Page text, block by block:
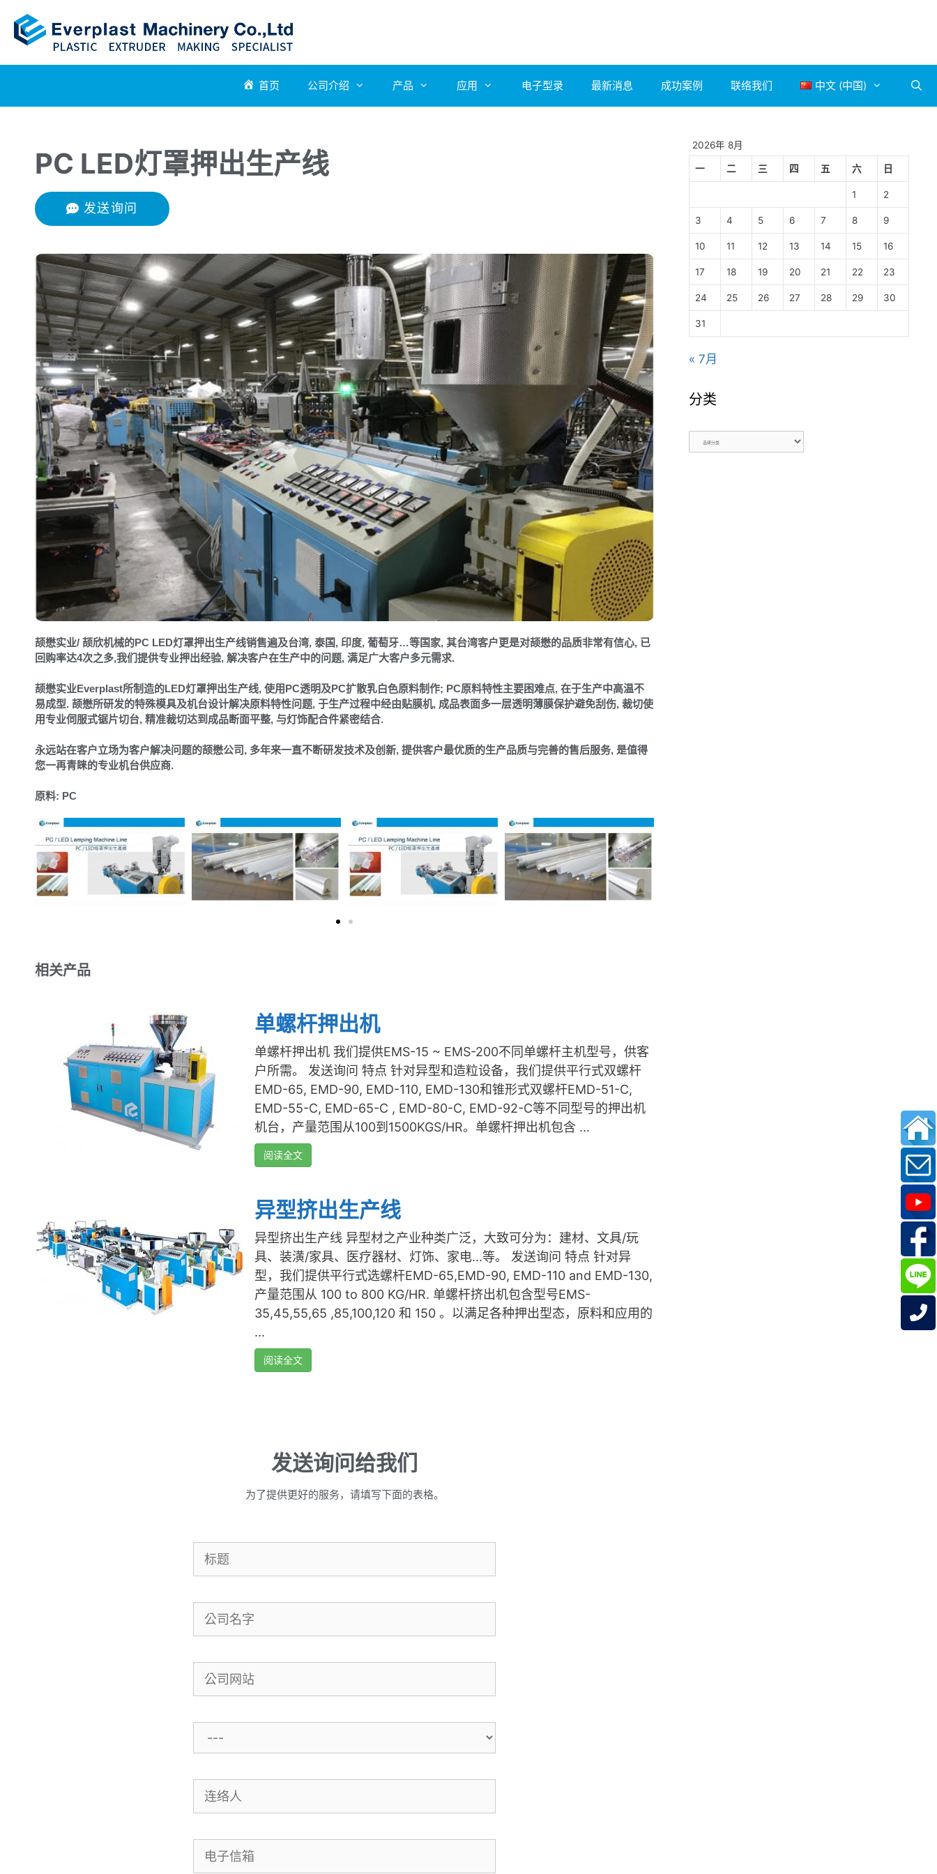
首页 公司介绍 产品 应用 电子型录 最新消息 成功案例 联络我们 中文 (中国)
PC LED灯罩押出生产线
发送询问
颉懋实业/ 颉欣机械的PC LED灯罩押出生产线销售遍及台湾, 泰国, 印度, 葡萄牙…等国家, 其台湾客户更是对颉懋的品质非常有信心, 已
回购率达4次之多,我们提供专业押出经验, 解决客户在生产中的问题, 满足广大客户多元需求.
颉懋实业Everplast所制造的LED灯罩押出生产线, 使用PC透明及PC扩散乳白色原料制作; PC原料特性主要困难点, 在于生产中高温不
易成型. 颉懋所研发的特殊模具及机台设计解决原料特性问题, 于生产过程中经由贴膜机, 成品表面多一层透明薄膜保护避免刮伤, 裁切使
用专业伺服式锯片切台, 精准裁切达到成品断面平整, 与灯饰配合件紧密结合.
永远站在客户立场为客户解决问题的颉懋公司, 多年来一直不断研发技术及创新, 提供客户最优质的生产品质与完善的售后服务, 是值得
您一再青睐的专业机台供应商.
原料: PC
相关产品
单螺杆押出机
单螺杆押出机 我们提供EMS-15 ~ EMS-200不同单螺杆主机型号，供客
户所需。 发送询问 特点 针对异型和造粒设备，我们提供平行式双螺杆
EMD-65, EMD-90, EMD-110, EMD-130和锥形式双螺杆EMD-51-C,
EMD-55-C, EMD-65-C , EMD-80-C, EMD-92-C等不同型号的押出机
机台，产量范围从100到1500KGS/HR。单螺杆押出机包含 ...
阅读全文
异型挤出生产线
异型挤出生产线 异型材之产业种类广泛，大致可分为：建材、文具/玩
具、装潢/家具、医疗器材、灯饰、家电...等。 发送询问 特点 针对异
型，我们提供平行式选螺杆EMD-65,EMD-90, EMD-110 and EMD-130,
产量范围从 100 to 800 KG/HR. 单螺杆挤出机包含型号EMS-
35,45,55,65 ,85,100,120 和 150 。以满足各种押出型态，原料和应用的
...
阅读全文
发送询问给我们
为了提供更好的服务，请填写下面的表格。
2026年 8月
一 二 三 四 五 六 日
1 2
3 4 5 6 7 8 9
10 11 12 13 14 15 16
17 18 19 20 21 22 23
24 25 26 27 28 29 30
31
« 7月
分类